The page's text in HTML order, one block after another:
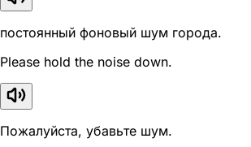
постоянный фоновый шум города.
Please hold the noise down.
Пожалуйста, убавьте шум.